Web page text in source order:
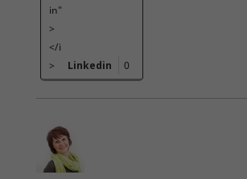
in"
>
</i
>
Linkedin 0